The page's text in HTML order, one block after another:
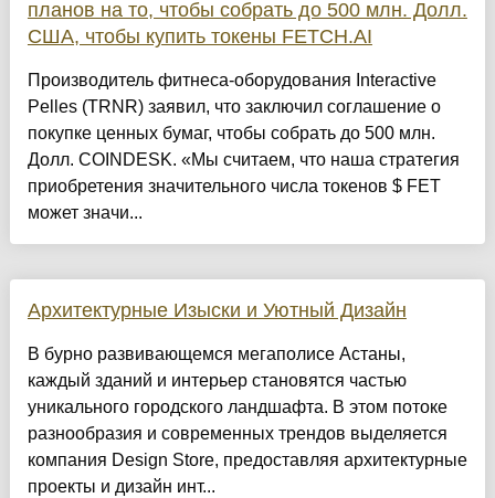
планов на то, чтобы собрать до 500 млн. Долл.
США, чтобы купить токены FETCH.AI
Производитель фитнеса-оборудования Interactive
Pelles (TRNR) заявил, что заключил соглашение о
покупке ценных бумаг, чтобы собрать до 500 млн.
Долл. COINDESK. «Мы считаем, что наша стратегия
приобретения значительного числа токенов $ FET
может значи...
Архитектурные Изыски и Уютный Дизайн
​В бурно развивающемся мегаполисе Астаны,
каждый зданий и интерьер становятся частью
уникального городского ландшафта. В этом потоке
разнообразия и современных трендов выделяется
компания Design Store, предоставляя архитектурные
проекты и дизайн инт...